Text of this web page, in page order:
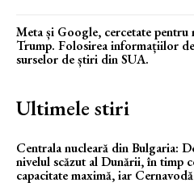
Meta și Google, cercetate
Trump. Folosirea informațiilor
surselor de știri din SUA.
Ultimele stiri
Centrala nucleară din Bulgaria:
nivelul scăzut al Dunării, în timp
capacitate maximă, iar